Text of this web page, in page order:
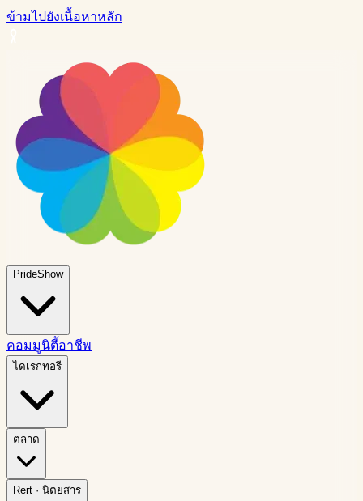
ข้ามไปยังเนื้อหาหลัก
PrideShow
คอมมูนิตี้อาชีพ
ไดเรกทอรี
ตลาด
Rert · นิตยสาร